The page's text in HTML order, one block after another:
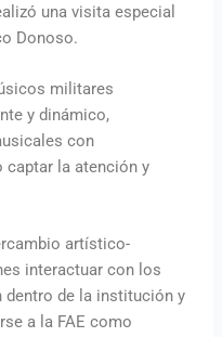
una visita especial
Donoso.
militares
y dinámico,
con
captar la atención y
artístico-
interactuar con los
de la institución y
a la FAE como